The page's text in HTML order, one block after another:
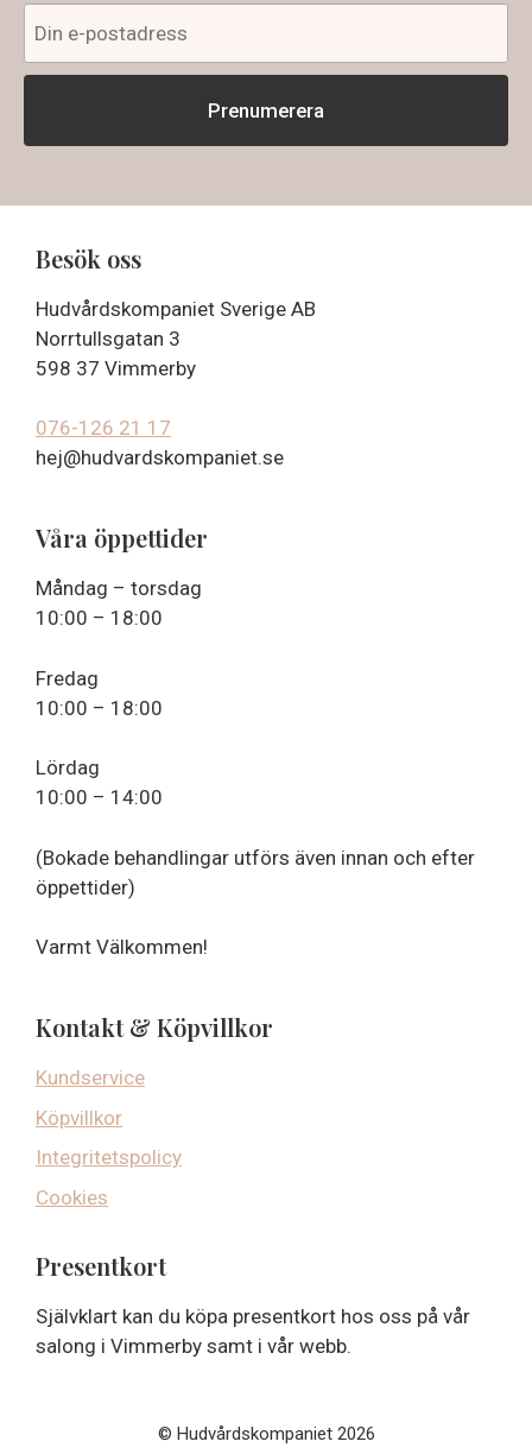
Besök oss
Hudvårdskompaniet Sverige AB
Norrtullsgatan 3
598 37 Vimmerby
076-126 21 17
hej@hudvardskompaniet.se
Våra öppettider
Måndag – torsdag
10:00 – 18:00
Fredag
10:00 – 18:00
Lördag
10:00 – 14:00
(Bokade behandlingar utförs även innan och efter
öppettider)
Varmt Välkommen!
Kontakt & Köpvillkor
Kundservice
Köpvillkor
Integritetspolicy
Cookies
Presentkort
Självklart kan du köpa presentkort hos oss på vår
salong i Vimmerby samt i vår webb.
© Hudvårdskompaniet 2026